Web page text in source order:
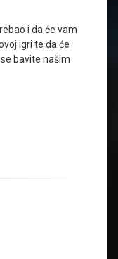
i da će vam
igri te da će
bavite našim